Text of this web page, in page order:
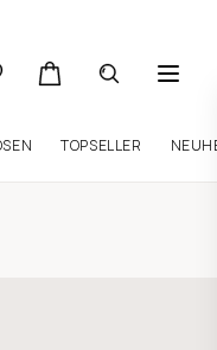
TOPSELLER